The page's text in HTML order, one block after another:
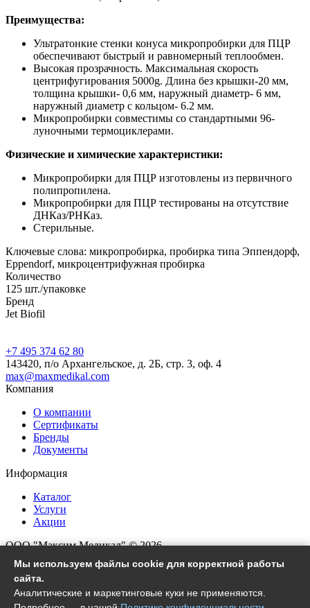
Преимущества:
Ультратонкие стенки конуса микропробирки для ПЦР
обеспечивают быстрый и равномерный теплообмен.
Высокая прозрачность. Максимальная скорость
центрифугирования 5000g. Длина без крышки-20 мм,
толщина крышки- 0,6 мм, наружный диаметр- 6 мм,
наружный диаметр с кольцом- 6.2 мм.
Микропробирки совместимы со стандартными 96-
луночными термоциклерами.
Физические и химические характеристики:
Микропробирки для ПЦР изготовлены из первичного
полипропилена.
Микропробирки для ПЦР тестированы на отсутствие
ДНКаз/РНКаз.
Стерильные.
Ключевые слова: микропробирка, пробирка типа Эппендорф,
Eppendorf, микроцентрифужная пробирка
Количество
125 шт./упаковке
Бренд
Jet Biofil
+7 495 374 62 80
143420, п/о Архангельское, д. 2Б, стр. 3, оф. 4
max@maxmedikal.com
Компания
О компании
Сертификаты
Бренды
Документы
Информация
Каталог
Услуги
Акции
ООО "Максим Медикал" © 2026
Все права защищены
Согласие на обработку ПД
Политика конфиденциальности
Мы используем файлы cookie для корректной работы
сайта.
Аналитические и маркетинговые куки не применяются.